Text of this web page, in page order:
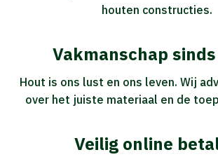
houten constructies.
Vakmanschap
Hout is ons lust en ons leven. Wij
over het juiste materiaal en de
Veilig online